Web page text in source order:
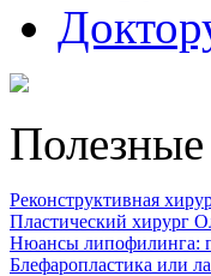
Полезные
Реконструктивная
Пластический хирург
Нюансы липофилинга:
Блефаропластика или